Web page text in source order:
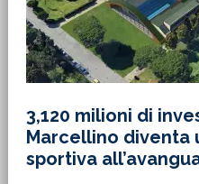
3,120 milioni di
Marcellino diventa
sportiva